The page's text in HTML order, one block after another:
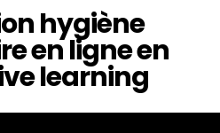
hygiène
en ligne en
learning